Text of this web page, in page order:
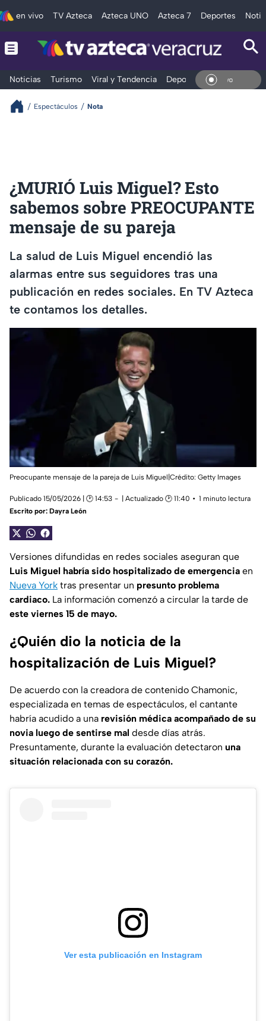
en vivo TV Azteca Azteca UNO Azteca 7 Deportes
Noticias Turismo Viral y Tendencia Deportes Espectáculos
En
Espectáculos Nota
¿MURIÓ Luis Miguel? Esto
sabemos sobre PREOCUPANTE
mensaje de su pareja
La salud de Luis Miguel encendió las
alarmas entre sus seguidores tras una
publicación en redes sociales. En TV Azteca
te contamos los detalles.
Preocupante mensaje de la pareja de Luis Miguel|Crédito: Getty Images
Publicado 15/05/2026 | 🕑 14:53 | Actualizado 🕑 11:40
1 minuto lectura
Escrito por: Dayra León
Versiones difundidas en redes sociales aseguran que
Luis Miguel habría sido hospitalizado de emergencia en
Nueva York tras presentar un presunto problema
cardiaco. La información comenzó a circular la tarde de
este viernes 15 de mayo.
¿Quién dio la noticia de la
hospitalización de Luis Miguel?
De acuerdo con la creadora de contenido Chamonic,
especializada en temas de espectáculos, el cantante
habría acudido a una revisión médica acompañado de su
novia luego de sentirse mal desde días atrás.
Presuntamente, durante la evaluación detectaron una
situación relacionada con su corazón.
Ver esta publicación en Instagram